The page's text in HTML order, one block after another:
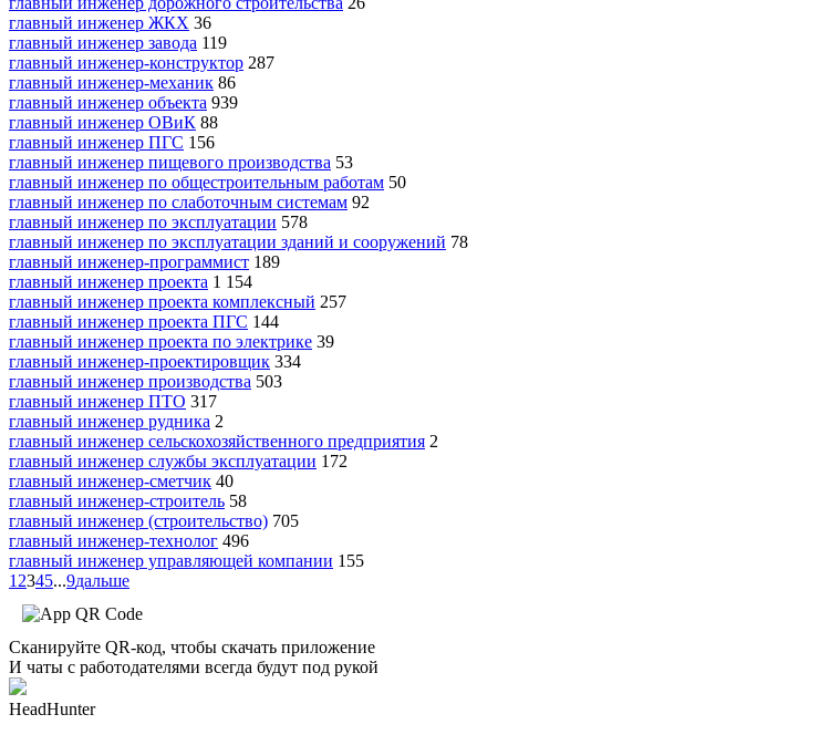
главный инженер ЖКХ 36
главный инженер завода 119
главный инженер-конструктор 287
главный инженер-механик 86
главный инженер объекта 939
главный инженер ОВиК 88
главный инженер ПГС 156
главный инженер пищевого производства 53
главный инженер по общестроительным работам 50
главный инженер по слаботочным системам 92
главный инженер по эксплуатации 578
главный инженер по эксплуатации зданий и сооружений 78
главный инженер-программист 189
главный инженер проекта 1 154
главный инженер проекта комплексный 257
главный инженер проекта ПГС 144
главный инженер проекта по электрике 39
главный инженер-проектировщик 334
главный инженер производства 503
главный инженер ПТО 317
главный инженер рудника 2
главный инженер сельскохозяйственного предприятия 2
главный инженер службы эксплуатации 172
главный инженер-сметчик 40
главный инженер-строитель 58
главный инженер (строительство) 705
главный инженер-технолог 496
главный инженер управляющей компании 155
1 2345...9дальше
Сканируйте QR-код, чтобы скачать приложение
И чаты с работодателями всегда будут под рукой
HeadHunter